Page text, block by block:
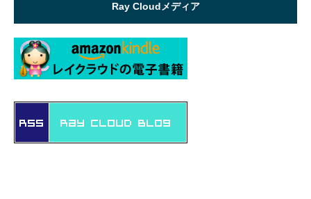
Ray Cloudメディア